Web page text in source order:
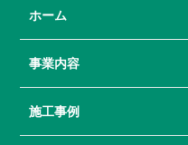
ホーム
事業内容
施工事例